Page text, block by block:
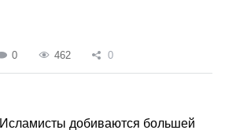
0 462 0
Исламисты добиваются большей